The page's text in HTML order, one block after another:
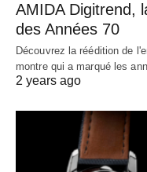
AMIDA Digitrend,
des Années 70
Découvrez la réédition de
montre qui a marqué les
2 years ago